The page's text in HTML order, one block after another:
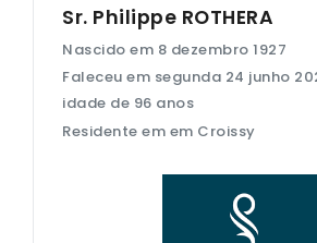
Livraison de plaques
Nos capitons funéraires
Nos fleurs naturelles
Nos monuments
ESPACE FAMILLE
Sr. Philippe ROTHERA
Nascido em 8 dezembro 1927
Faleceu em segunda 24 junho
idade de 96 anos
Residente em em Croissy